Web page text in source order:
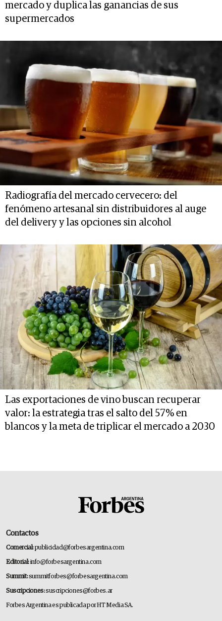
mercado y duplica las ganancias de sus
supermercados
Radiografía del mercado cervecero: del
fenómeno artesanal sin distribuidores al auge
del delivery y las opciones sin alcohol
Las exportaciones de vino buscan recuperar
valor: la estrategia tras el salto del 57% en
blancos y la meta de triplicar el mercado a 2030
Contactos
Comercial:publicidad@forbesargentina.com
Editorial:info@forbesargentina.com
Summit:summitforbes@forbesargentina.com
Suscripciones:suscripciones@forbes.ar
Forbes Argentina es publicada por HT Media SA.